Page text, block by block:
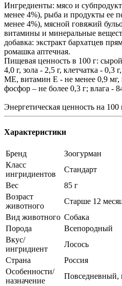
Ингредиенты: мясо и
менее 4%), рыба и продукты ее
менее 4%), мясной говяжий
витамины и минеральные
добавка: экстракт бархатцев
ромашка аптечная.
Пищевая ценность в 100 г:
4,0 г, зола - 2,5 г, клетчатка -
МЕ, витамин Е - не менее 0,9 мг,
фосфор – не более 0,3 г; влага -
Энергетическая ценность на
Характеристики
Бренд
Зоогурман
Класс
ингридиентов
Стандарт
Вес
85 г
Возраст
животного
Старше 12
Вид животного Собака
Порода
Всепородный
Вкус/
ингридиент
Лосось
Страна
Россия
Особенности/
назначение
Повседневный,